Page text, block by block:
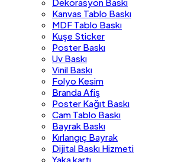
Kanvas Tablo Baskı
MDF Tablo Baskı
Kuşe Sticker
Poster Baskı
Uv Baskı
Vinil Baskı
Folyo Kesim
Branda Afiş
Poster Kağıt Baskı
Cam Tablo Baskı
Bayrak Baskı
Kırlangıç Bayrak
Dijital Baskı Hizmeti
Yaka kartı